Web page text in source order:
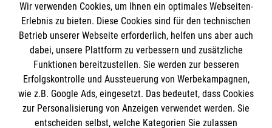
Informationen
Impressum
Datenschutz
Kontakt
Die Malteser
Wir verwenden Cookies, um Ihnen ein optimales Webseiten-
Erlebnis zu bieten. Diese Cookies sind für den technischen
Betrieb unserer Webseite erforderlich, helfen uns aber auch
dabei, unsere Plattform zu verbessern und zusätzliche
Funktionen bereitzustellen. Sie werden zur besseren
Erfolgskontrolle und Aussteuerung von Werbekampagnen,
wie z.B. Google Ads, eingesetzt. Das bedeutet, dass Cookies
zur Personalisierung von Anzeigen verwendet werden. Sie
entscheiden selbst, welche Kategorien Sie zulassen